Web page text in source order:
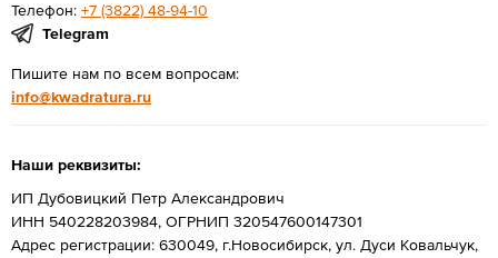
Телефон: +7 (3822) 48-94-10
Telegram
Пишите нам по всем вопросам:
info@kwadratura.ru
Наши реквизиты:
ИП Дубовицкий Петр Александрович
ИНН 540228203984, ОГРНИП 320547600147301
Адрес регистрации: 630049, г.Новосибирск, ул. Дуси Ковальчук,